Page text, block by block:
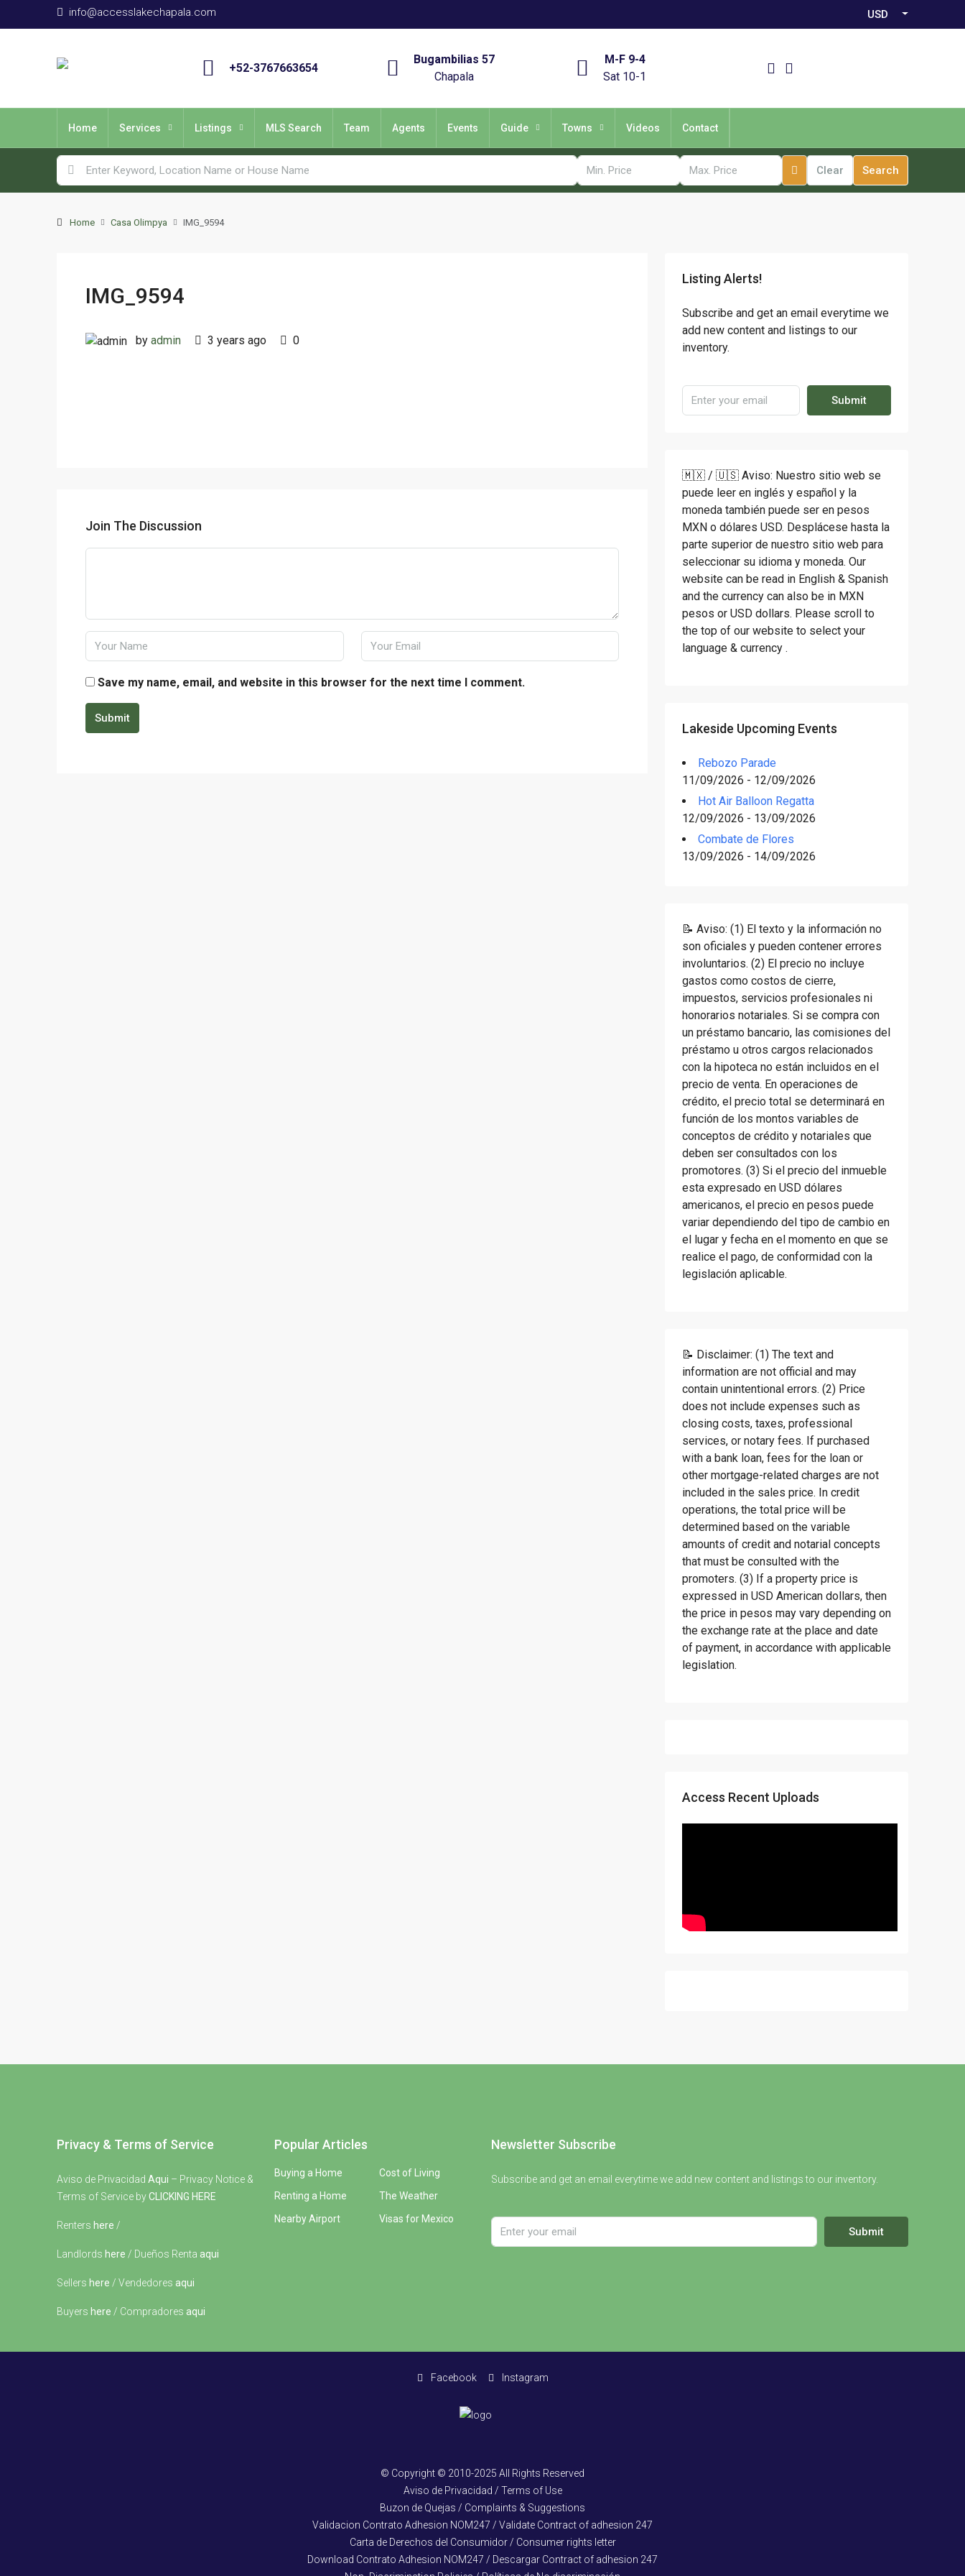
info@accesslakechapala.com USD
+52-3767663654
Bugambilias 57
Chapala
M-F 9-4
Sat 10-1
Home Services Listings MLS Search Team Agents Events Guide Towns Videos Contact
Clear Search
Home Casa Olimpya IMG_9594
IMG_9594
by admin 3 years ago 0
Join The Discussion
Save my name, email, and website in this browser for the next time I comment.
Submit
Listing Alerts!
Subscribe and get an email everytime we
add new content and listings to our
inventory.
Submit
🇲🇽 / 🇺🇸 Aviso: Nuestro sitio web se
puede leer en inglés y español y la
moneda también puede ser en pesos
MXN o dólares USD. Desplácese hasta la
parte superior de nuestro sitio web para
seleccionar su idioma y moneda. Our
website can be read in English & Spanish
and the currency can also be in MXN
pesos or USD dollars. Please scroll to
the top of our website to select your
language & currency .
Lakeside Upcoming Events
Rebozo Parade
11/09/2026 - 12/09/2026
Hot Air Balloon Regatta
12/09/2026 - 13/09/2026
Combate de Flores
13/09/2026 - 14/09/2026
📝 Aviso: (1) El texto y la información no
son oficiales y pueden contener errores
involuntarios. (2) El precio no incluye
gastos como costos de cierre,
impuestos, servicios profesionales ni
honorarios notariales. Si se compra con
un préstamo bancario, las comisiones del
préstamo u otros cargos relacionados
con la hipoteca no están incluidos en el
precio de venta. En operaciones de
crédito, el precio total se determinará en
función de los montos variables de
conceptos de crédito y notariales que
deben ser consultados con los
promotores. (3) Si el precio del inmueble
esta expresado en USD dólares
americanos, el precio en pesos puede
variar dependiendo del tipo de cambio en
el lugar y fecha en el momento en que se
realice el pago, de conformidad con la
legislación aplicable.
📝 Disclaimer: (1) The text and
information are not official and may
contain unintentional errors. (2) Price
does not include expenses such as
closing costs, taxes, professional
services, or notary fees. If purchased
with a bank loan, fees for the loan or
other mortgage-related charges are not
included in the sales price. In credit
operations, the total price will be
determined based on the variable
amounts of credit and notarial concepts
that must be consulted with the
promoters. (3) If a property price is
expressed in USD American dollars, then
the price in pesos may vary depending on
the exchange rate at the place and date
of payment, in accordance with applicable
legislation.
Access Recent Uploads
Privacy & Terms of Service
Aviso de Privacidad Aqui – Privacy Notice &
Terms of Service byCLICKING HERE
Renters here /
Landlords here / Dueños Renta aqui
Sellers here / Vendedores aqui
Buyers here / Compradores aqui
Popular Articles
Buying a Home
Renting a Home
Nearby Airport
Cost of Living
The Weather
Visas for Mexico
Newsletter Subscribe
Subscribe and get an email everytime we add new content and listings to our inventory.
Submit
Facebook Instagram
© Copyright © 2010-2025 All Rights Reserved
Aviso de Privacidad / Terms of Use
Buzon de Quejas / Complaints & Suggestions
Validacion Contrato Adhesion NOM247 / Validate Contract of adhesion 247
Carta de Derechos del Consumidor / Consumer rights letter
Download Contrato Adhesion NOM247 / Descargar Contract of adhesion 247